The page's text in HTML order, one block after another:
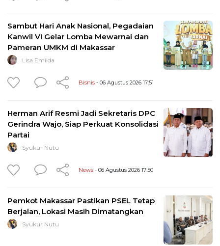
Sambut Hari Anak Nasional, Pegadaian
Kanwil VI Gelar Lomba Mewarnai dan
Pameran UMKM di Makassar
Lisa Emilda
Bisnis - 06 Agustus 2026 17:51
Herman Arif Resmi Jadi Sekretaris DPC
Gerindra Wajo, Siap Perkuat Konsolidasi
Partai
Syukur Nutu
News - 06 Agustus 2026 17:50
Pemkot Makassar Pastikan PSEL Tetap
Berjalan, Lokasi Masih Dimatangkan
Syukur Nutu